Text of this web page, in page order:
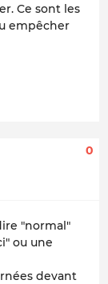
Ce sont les
empêcher
0
"normal"
ou une
devant